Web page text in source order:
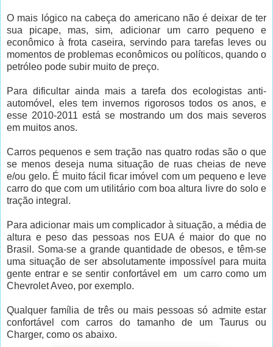
O mais lógico na cabeça do americano não é deixar de ter
sua picape, mas, sim, adicionar um carro pequeno e
econômico à frota caseira, servindo para tarefas leves ou
momentos de problemas econômicos ou políticos, quando o
petróleo pode subir muito de preço.
Para dificultar ainda mais a tarefa dos ecologistas anti-
automóvel, eles tem invernos rigorosos todos os anos, e
esse 2010-2011 está se mostrando um dos mais severos
em muitos anos.
Carros pequenos e sem tração nas quatro rodas são o que
se menos deseja numa situação de ruas cheias de neve
e/ou gelo. É muito fácil ficar imóvel com um pequeno e leve
carro do que com um utilitário com boa altura livre do solo e
tração integral.
Para adicionar mais um complicador à situação, a média de
altura e peso das pessoas nos EUA é maior do que no
Brasil. Soma-se a grande quantidade de obesos, e têm-se
uma situação de ser absolutamente impossível para muita
gente entrar e se sentir confortável em um carro como um
Chevrolet Aveo, por exemplo.
Qualquer família de três ou mais pessoas só admite estar
confortável com carros do tamanho de um Taurus ou
Charger, como os abaixo.